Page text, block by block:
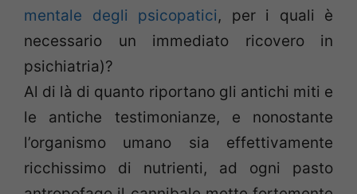
mentale degli psicopatici, per i quali è
necessario un immediato ricovero in
psichiatria)?
Al di là di quanto riportano gli antichi miti e
le antiche testimonianze, e nonostante
l’organismo umano sia effettivamente
ricchissimo di nutrienti, ad ogni pasto